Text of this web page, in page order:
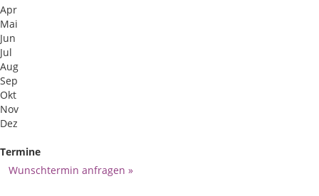
Apr
Mai
Jun
Jul
Aug
Sep
Okt
Nov
Dez
Termine
Wunschtermin anfragen »